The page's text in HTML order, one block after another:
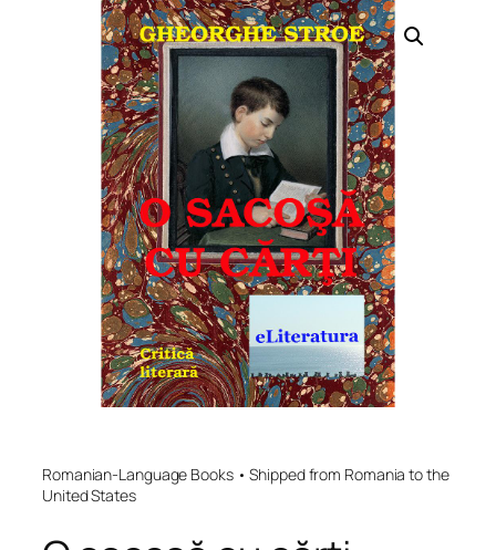
Romanian-Language Books • Shipped from Romania to the
United States